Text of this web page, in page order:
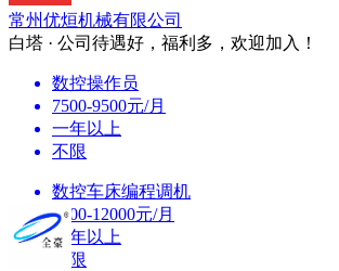
常州优烜机械有限公司
白塔 · 公司待遇好，福利多，欢迎加入！
数控操作员
7500-9500元/月
一年以上
不限
数控车床编程调机
9000-12000元/月
二年以上
不限